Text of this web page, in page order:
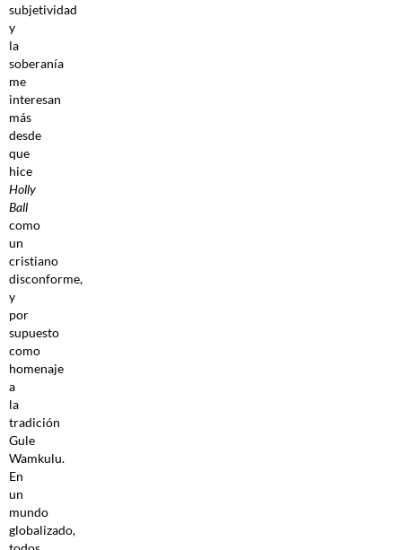
subjetividad
y
la
soberanía
me
interesan
más
desde
que
hice
Holly
Ball
como
un
cristiano
disconforme,
y
por
supuesto
como
homenaje
a
la
tradición
Gule
Wamkulu.
En
un
mundo
globalizado,